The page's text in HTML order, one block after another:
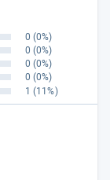
0 (0%)
0 (0%)
0 (0%)
0 (0%)
1 (11%)